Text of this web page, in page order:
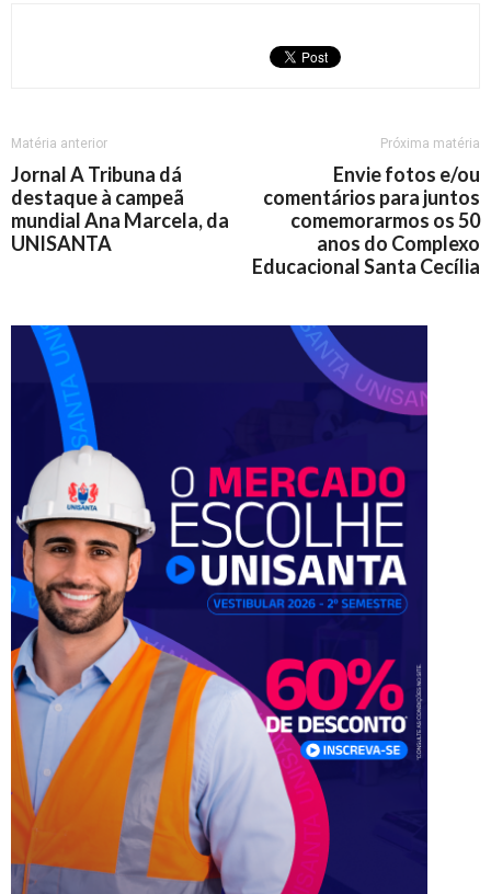
Matéria anterior
Jornal A Tribuna dá
destaque à campeã
mundial Ana Marcela, da
UNISANTA
Próxima matéria
Envie fotos e/ou
comentários para juntos
comemorarmos os 50
anos do Complexo
Educacional Santa Cecília